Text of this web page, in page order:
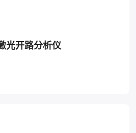
光开路分析仪